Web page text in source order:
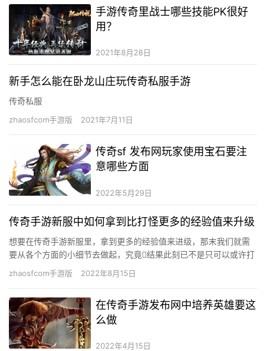
手游传奇里战士哪些技能PK很好
用？
2021年8月28日
新手怎么能在卧龙山庄玩传奇私服手游
传奇私服
zhaosfcom手游版 2021年7月11日
传奇sf 发布网玩家使用宝石要注
意哪些方面
2022年5月29日
传奇手游新服中如何拿到比打怪更多的经验值来升级
想要在传奇手游新服里，拿到更多的经验值来进级，那末我们就需
要从各个方面的小细节去做起，究竟结果此刻已不是只可以或许打
怪进级的时期了，年夜家有着良多可以或许比起纯真刷怪速度更快
zhaosfcom手游版 2022年8月15日
在传奇手游发布网中培养英雄要这
么做
2022年4月15日